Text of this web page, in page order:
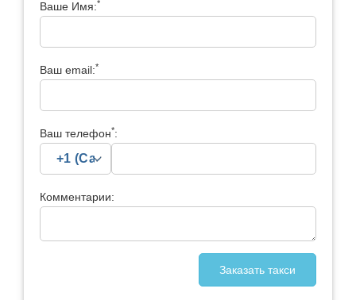
Ваше Имя:*
Ваш email:*
Ваш телефон*:
Комментарии: